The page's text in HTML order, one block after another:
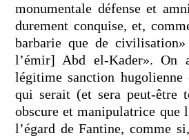
monumentale défense et
durement conquise, et,
barbarie que de
l’émir] Abd el-Kader». On
légitime sanction hugolienne
qui serait (et sera peut-être
obscure et manipulatrice que
l’égard de Fantine, comme